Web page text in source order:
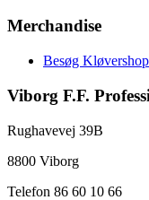
Merchandise
Besøg
Viborg F.F.
Rughavevej 39B
8800 Viborg
Telefon 86 60 10 66